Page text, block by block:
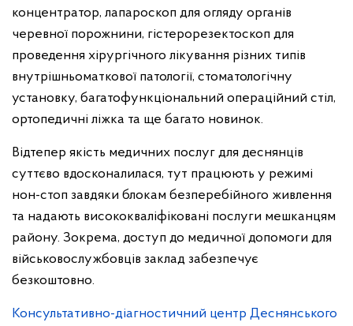
концентратор, лапароскоп для огляду органів
черевної порожнини, гістерорезектоскоп для
проведення хірургічного лікування різних типів
внутрішньоматкової патології, стоматологічну
установку, багатофункціональний операційний стіл,
ортопедичні ліжка та ще багато новинок.
Відтепер якість медичних послуг для деснянців
суттєво вдосконалилася, тут працюють у режимі
нон-стоп завдяки блокам безперебійного живлення
та надають висококваліфіковані послуги мешканцям
району. Зокрема, доступ до медичної допомоги для
військовослужбовців заклад забезпечує
безкоштовно.
Консультативно-діагностичний центр Деснянського